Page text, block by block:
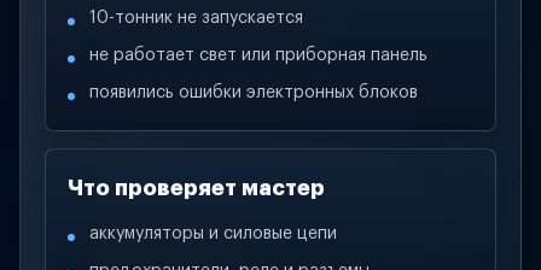
10-тонник не запускается
не работает свет или приборная панель
появились ошибки электронных блоков
Что проверяет мастер
аккумуляторы и силовые цепи